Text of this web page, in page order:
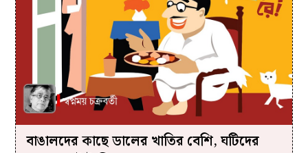
বাঙালদের কাছে ডালের খাতির বেশি, ঘটিদের